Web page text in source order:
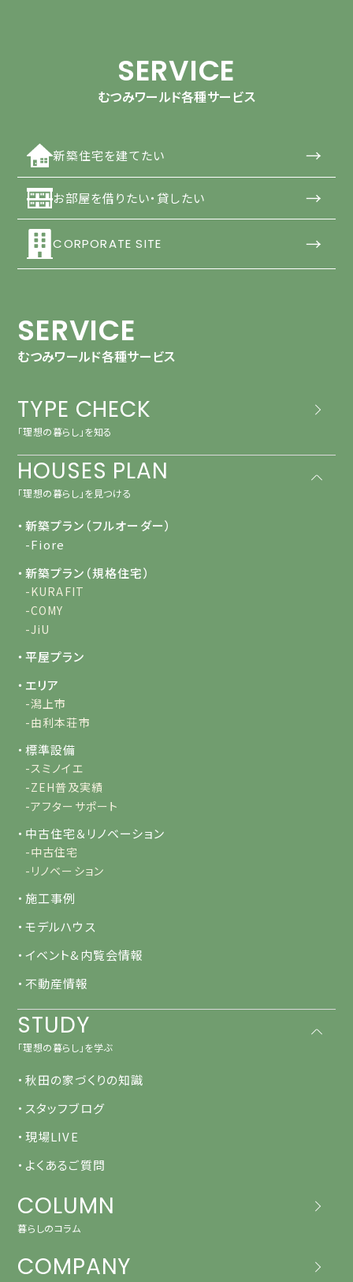
SERVICE
むつみワールド各種サービス
新築住宅を建てたい →
お部屋を借りたい・貸したい →
CORPORATE SITE →
SERVICE
むつみワールド各種サービス
TYPE CHECK
「理想の暮らし」を知る
HOUSES PLAN
「理想の暮らし」を見つける
・新築プラン（フルオーダー）
-Fiore
・新築プラン（規格住宅）
-KURAFIT
-COMY
-JiU
・平屋プラン
・エリア
-潟上市
-由利本荘市
・標準設備
-スミノイエ
-ZEH普及実績
-アフターサポート
・中古住宅＆リノベーション
-中古住宅
-リノベーション
・施工事例
・モデルハウス
・イベント&内覧会情報
・不動産情報
STUDY
「理想の暮らし」を学ぶ
・秋田の家づくりの知識
・スタッフブログ
・現場LIVE
・よくあるご質問
COLUMN
暮らしのコラム
COMPANY